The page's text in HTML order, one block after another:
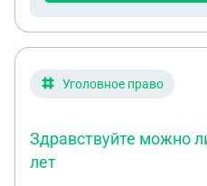
Уголовное право
Здравствуйте можно
лет